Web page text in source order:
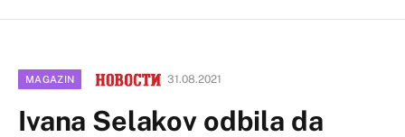
MAGAZIN 31.08.2021
Ivana Selakov odbila da